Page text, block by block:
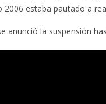
2006 estaba pautado a
anunció la suspensión